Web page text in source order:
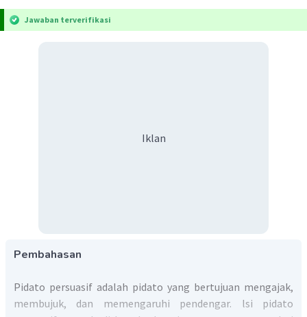
Jawaban terverifikasi
Iklan
Pembahasan
Pidato persuasif adalah pidato yang bertujuan mengajak,
membujuk, dan memengaruhi pendengar. lsi pidato